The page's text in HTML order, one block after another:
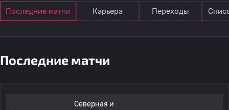
Последние матчи Карьера Переходы
Последние матчи
Северная и